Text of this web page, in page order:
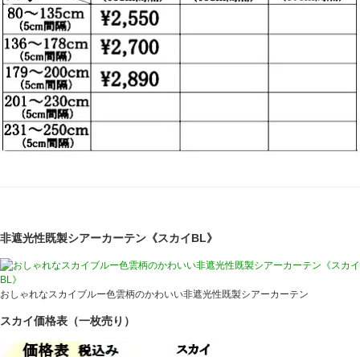
非遮光性既製シアーカーテン《スカイBL》
おしゃれなスカイブルー色雲柄のかわいい非遮光性既製シアーカーテン
スカイ価格表（一枚売り）